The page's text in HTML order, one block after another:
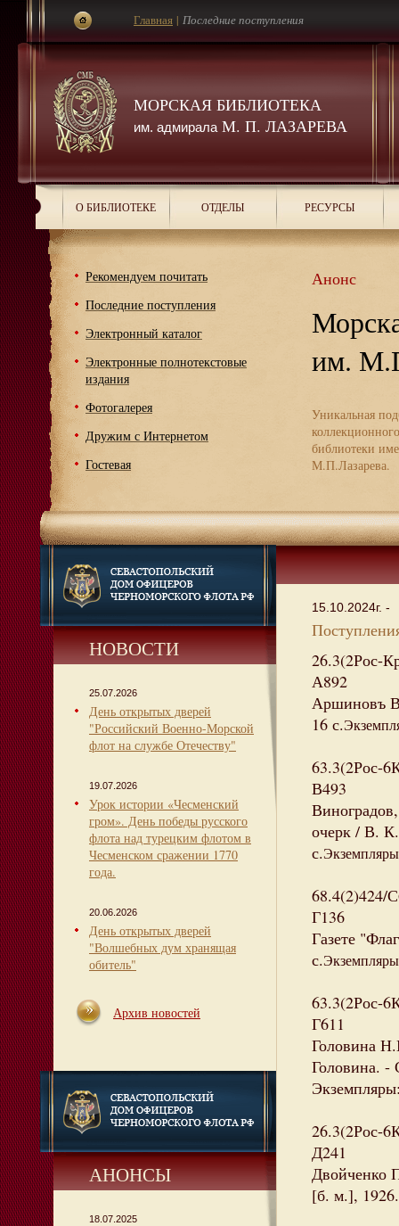
МОРСКАЯ БИБЛИОТЕКА
им. адмиралаМ. П. ЛАЗАРЕВА
Главная | Последние поступления
О БИБЛИОТЕКЕ ОТДЕЛЫ РЕСУРСЫ
Рекомендуем почитать
Последние поступления
Электронный каталог
Электронные полнотекстовые
издания
Фотогалерея
Дружим с Интернетом
Гостевая
Анонс
им.
Уникальная
библиотеки
М.П.Лазарева.
НОВОСТИ
25.07.2026
День открытых дверей
"Российский Военно-Морской
флот на службе Отечеству"
19.07.2026
Урок истории «Чесменский
гром». День победы русского
флота над турецким флотом в
Чесменском сражении 1770
года.
20.06.2026
День открытых дверей
"Волшебных дум хранящая
обитель"
Архив новостей
АНОНСЫ
18.07.2025
15.10.2024г. -
26.3(2Рос-
А892
Аршиновъ
16 с.
63.3(2Рос-
В493
очерк / В.
с.
68.4(2)424/
Г136
Газете
с.
63.3(2Рос-
Г611
Головина
Головина. -
26.3(2Рос-
Д241
Двойченко
[б. м.],